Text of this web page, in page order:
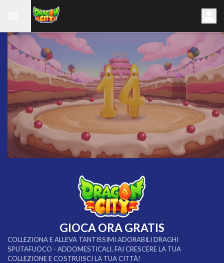
GIOCA ORA GRATIS
COLLEZIONA E ALLEVA TANTISSIMI ADORABILI DRAGHI
SPUTAFUOCO - ADDOMESTICALI, FAI CRESCERE LA TUA
COLLEZIONE E COSTRUISCI LA TUA CITTÀ!